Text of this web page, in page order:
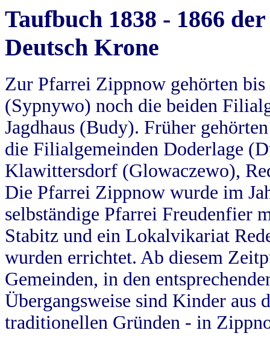
Taufbuch 1838 - 1866
Deutsch Krone
Zur Pfarrei Zippnow gehörten
(Sypnywo) noch die beiden
Jagdhaus (Budy). Früher
die Filialgemeinden Doderlage
Klawittersdorf (Glowaczewo),
Die Pfarrei Zippnow wurde im
selbständige Pfarrei Freudenfier
Stabitz und ein Lokalvikariat
wurden errichtet. Ab diesem
Gemeinden, in den
Übergangsweise sind Kinder aus
traditionellen Gründen - in